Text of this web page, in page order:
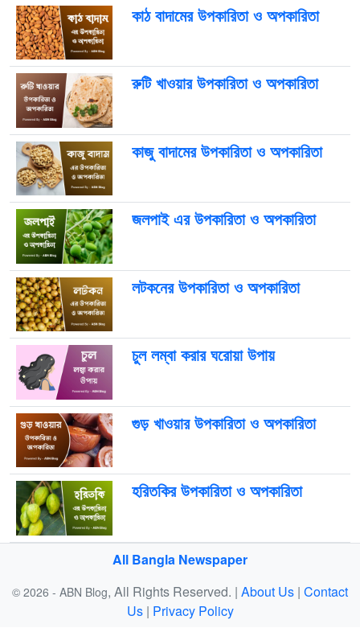
কাঠ বাদামের উপকারিতা ও অপকারিতা
রুটি খাওয়ার উপকারিতা ও অপকারিতা
কাজু বাদামের উপকারিতা ও অপকারিতা
জলপাই এর উপকারিতা ও অপকারিতা
লটকনের উপকারিতা ও অপকারিতা
চুল লম্বা করার ঘরোয়া উপায়
গুড় খাওয়ার উপকারিতা ও অপকারিতা
হরিতকির উপকারিতা ও অপকারিতা
All Bangla Newspaper
© 2026 - ABN Blog, All Rights Reserved. | About Us | Contact
Us| Privacy Policy